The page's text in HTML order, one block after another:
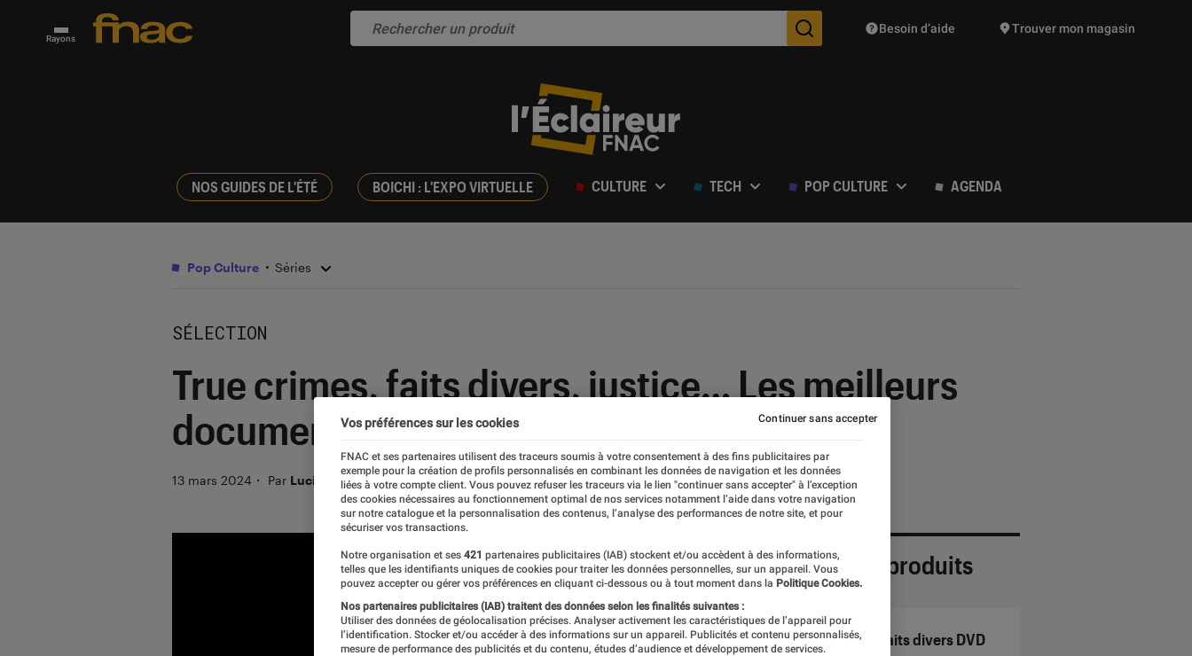
Rayons Des suggestions de produits vont vous être proposées
Besoin d’aide Trouver mon magasin
NOS GUIDES DE L'ÉTÉ BOICHI : L'EXPO VIRTUELLE CULTURE TECH POP CULTURE AGENDA
Pop Culture Séries
SÉLECTION
True crimes, faits divers, justice… Les meilleurs
documentaires criminels
13 mars 2024 ・ Par Lucie
Sélection de produits
Faits divers DVD
Vos préférences sur les cookies
FNAC et ses partenaires utilisent des traceurs soumis à votre consentement à des fins publicitaires par
exemple pour la création de profils personnalisés en combinant les données de navigation et les données
liées à votre compte client. Vous pouvez refuser les traceurs via le lien "continuer sans accepter" à l’exception
des cookies nécessaires au fonctionnement optimal de nos services notamment l’aide dans votre navigation
sur notre catalogue et la personnalisation des contenus, l’analyse des performances de notre site, et pour
sécuriser vos transactions.
Notre organisation et ses 421 partenaires publicitaires (IAB) stockent et/ou accèdent à des informations,
telles que les identifiants uniques de cookies pour traiter les données personnelles, sur un appareil. Vous
pouvez accepter ou gérer vos préférences en cliquant ci-dessous ou à tout moment dans la Politique Cookies.
Nos partenaires publicitaires (IAB) traitent des données selon les finalités suivantes :
Utiliser des données de géolocalisation précises. Analyser activement les caractéristiques de l’appareil pour
l’identification. Stocker et/ou accéder à des informations sur un appareil. Publicités et contenu personnalisés,
mesure de performance des publicités et du contenu, études d’audience et développement de services.
Continuer sans accepter